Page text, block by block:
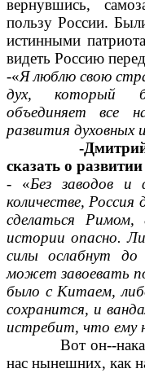
вернувшись,
пользу России.
истинными
видеть Россию
-«Я люблю свою
дух, который
объединяет все
развития
-
сказать о
- «Без заводов и
количестве,
сделаться
истории опасно.
силы ослабнут
может завоевать
было с Китаем,
сохранится, и
истребит, что ему
Вот он--наказ
нас нынешних, как